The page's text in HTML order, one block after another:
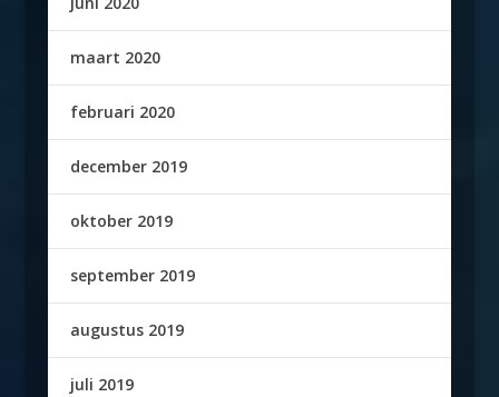
maart 2020
februari 2020
december 2019
oktober 2019
september 2019
augustus 2019
juli 2019